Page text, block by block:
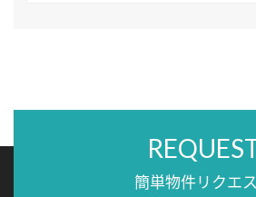
簡単物件リクエ